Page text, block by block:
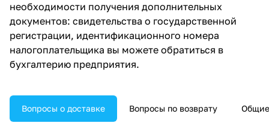
необходимости получения дополнительных
документов: свидетельства о государственной
регистрации, идентификационного номера
налогоплательщика вы можете обратиться в
бухгалтерию предприятия.
Вопросы о доставке Вопросы по возврату